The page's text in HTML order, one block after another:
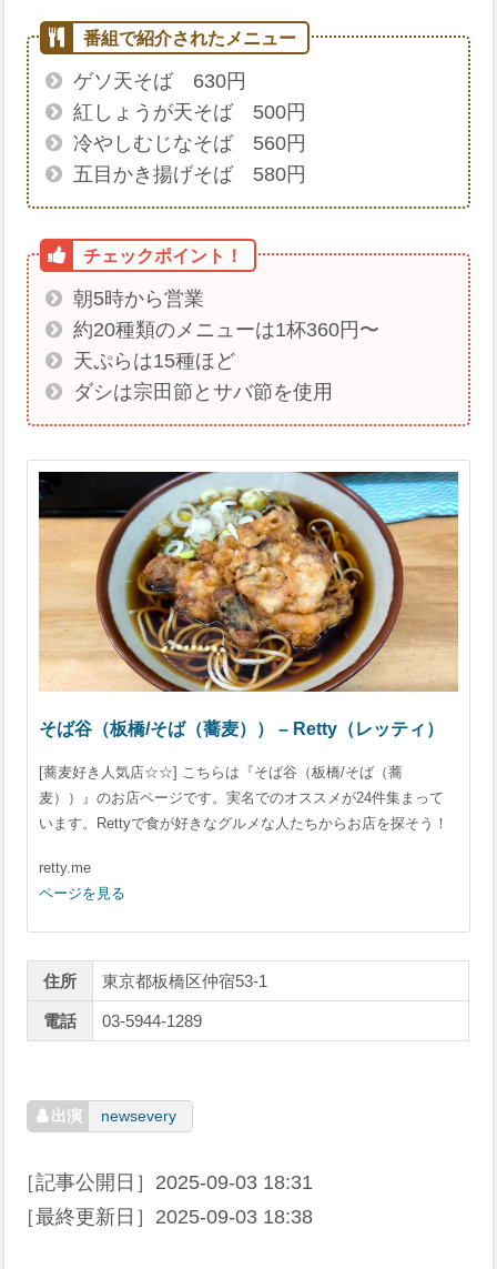
ゲソ天そば 630円
紅しょうが天そば 500円
冷やしむじなそば 560円
五目かき揚げそば 580円
朝5時から営業
約20種類のメニューは1杯360円〜
天ぷらは15種ほど
ダシは宗田節とサバ節を使用
そば谷（板橋/そば（蕎麦）） – Retty（レッティ）
[蕎麦好き人気店☆☆] こちらは『そば谷（板橋/そば（蕎
麦））』のお店ページです。実名でのオススメが24件集まって
います。Rettyで食が好きなグルメな人たちからお店を探そう！
retty.me
ページを見る
住所 東京都板橋区仲宿53-1
電話 03-5944-1289
newsevery
［記事公開日］ 2025-09-03 18:31
［最終更新日］ 2025-09-03 18:38